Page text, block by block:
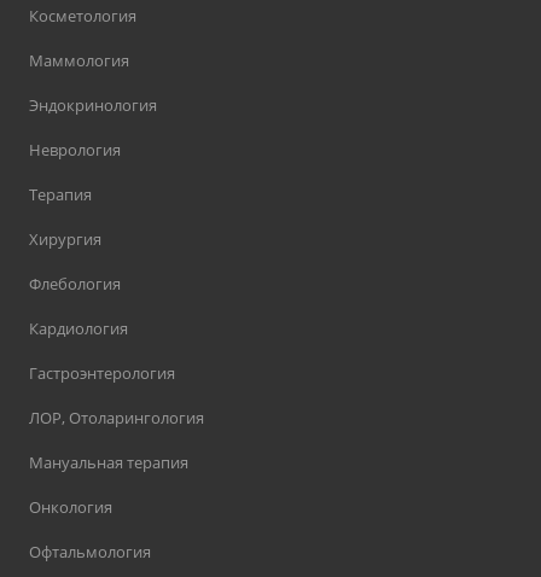
Косметология
Маммология
Эндокринология
Неврология
Терапия
Хирургия
Флебология
Кардиология
Гастроэнтерология
ЛОР, Отоларингология
Мануальная терапия
Онкология
Офтальмология